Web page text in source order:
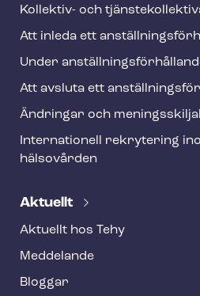
Kollektiv- och
Att inleda ett
Under
Att avsluta ett
Ändringar och
Internationell rekrytering
hälsovården
Aktuellt
Aktuellt hos Tehy
Meddelande
Bloggar